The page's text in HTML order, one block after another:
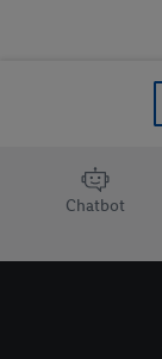
lábléc navigáció
Chatbot